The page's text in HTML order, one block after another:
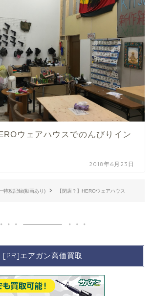
ウェアハウスでのんびりイン
2018年6月23日
特攻記録(動画あり) 【閉店？】HEROウェアハウス
[PR]エアガン高価買取